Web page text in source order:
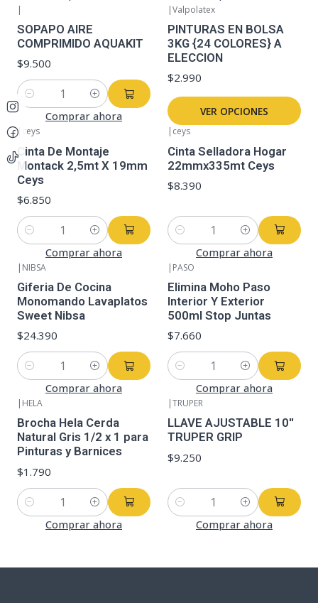
|
SOPAPO AIRE
COMPRIMIDO AQUAKIT
$9.500
Cantidad
Comprar ahora
|Valpolatex
PINTURAS EN BOLSA
3KG {24 COLORES} A
ELECCION
$2.990
VER OPCIONES
| ceys
Cinta De Montaje
Montack 2,5mt X 19mm
Ceys
$6.850
Cantidad
Comprar ahora
| ceys
Cinta Selladora Hogar
22mmx335mt Ceys
$8.390
Cantidad
Comprar ahora
| NIBSA
Giferia De Cocina
Monomando Lavaplatos
Sweet Nibsa
$24.390
Cantidad
Comprar ahora
| PASO
Elimina Moho Paso
Interior Y Exterior
500ml Stop Juntas
$7.660
Cantidad
Comprar ahora
| HELA
Brocha Hela Cerda
Natural Gris 1/2 x 1 para
Pinturas y Barnices
$1.790
Cantidad
Comprar ahora
|TRUPER
LLAVE AJUSTABLE 10''
TRUPER GRIP
$9.250
Cantidad
Comprar ahora